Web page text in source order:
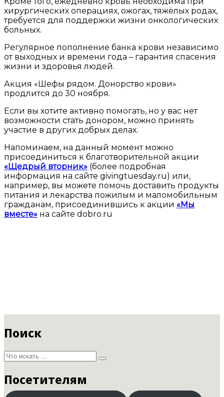
хирургических операциях, ожогах, тяжёлых родах,
требуется для поддержки жизни онкологических
больных.
Регулярное пополнение банка крови независимо
от выходных и времени года – гарантия спасения
жизни и здоровья людей.
Акция «Шефы рядом. Донорство крови»
продлится до 30 ноября.
Если вы хотите активно помогать, но у вас нет
возможности стать донором, можно принять
участие в других добрых делах.
Напоминаем, на данный момент можно
присоединиться к благотворительной акции
«Щедрый вторник» (более подробная
информация на сайте givingtuesday.ru) или,
например, вы можете помочь доставить продукты
питания и лекарства пожилым и маломобильным
гражданам, присоединившись к акции «Мы
вместе» на сайте dobro.ru
Поиск
Посетителям